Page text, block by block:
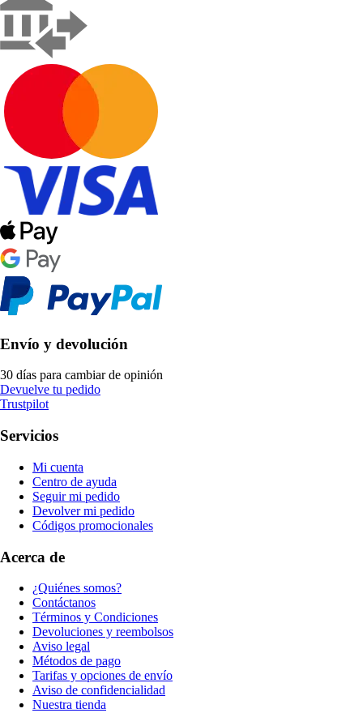
Envío y devolución
30 días para cambiar de opinión
Devuelve tu pedido
Trustpilot
Servicios
Mi cuenta
Centro de ayuda
Seguir mi pedido
Devolver mi pedido
Códigos promocionales
Acerca de
¿Quiénes somos?
Contáctanos
Términos y Condiciones
Devoluciones y reembolsos
Aviso legal
Métodos de pago
Tarifas y opciones de envío
Aviso de confidencialidad
Nuestra tienda